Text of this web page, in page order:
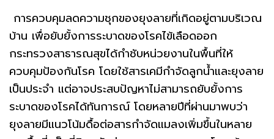
การควบคุมลดความชุกของยุงลายที่เกิดอยู่ตามบริเวณ
บ้าน เพื่อยับยั้งการระบาดของโรคไข้เลือดออก
กระทรวงสาธารณสุขได้กำชับหน่วยงานในพื้นที่ให้
ควบคุมป้องกันโรค โดยใช้สารเคมีกำจัดลูกน้ำและยุงลาย
เป็นประจำ แต่อาจประสบปัญหาไม่สามารถยับยั้งการ
ระบาดของโรคได้ทันการณ์ โดยหลายปีที่ผ่านมาพบว่า
ยุงลายมีแนวโน้มดื้อต่อสารกำจัดแมลงเพิ่มขึ้นในหลาย